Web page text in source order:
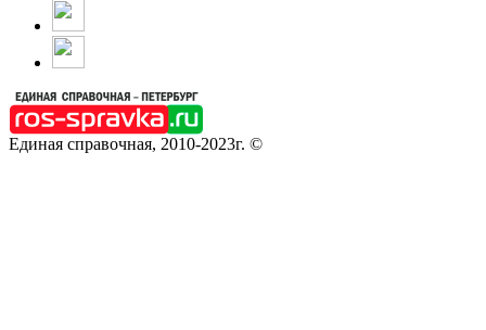
Единая справочная, 2010-2023г. ©